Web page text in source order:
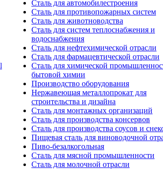
Сталь для автомобилестроения
Сталь для противопожарных систем
Сталь для животноводства
Сталь для систем теплоснабжения и
водоснабжения
Сталь для нефтехимической отрасли
Сталь для фармацевтической отрасли
Сталь для химической
бытовой химии
Производство оборудования
Нержавеющая металлопрокат для
строительства и дизайна
Сталь для монтажных организаций
Сталь для производства консервов
Сталь для производства соусов и
Пищевая сталь для виноводочной
Пиво-безалкогольная
Сталь для мясной промышленности
Сталь для молочной отрасли